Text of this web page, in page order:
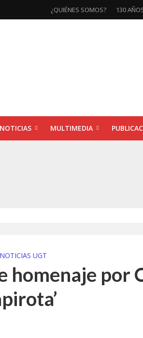
¿QUIÉNES SOMOS? 130
NOTICIAS MULTIMEDIA
aniversario’ en Las Palmas de Gran Canaria
Años de Luchas y Conquistas’
asesinado por Franco por sus editoriales de
NOTICIAS UGT
homenaje por